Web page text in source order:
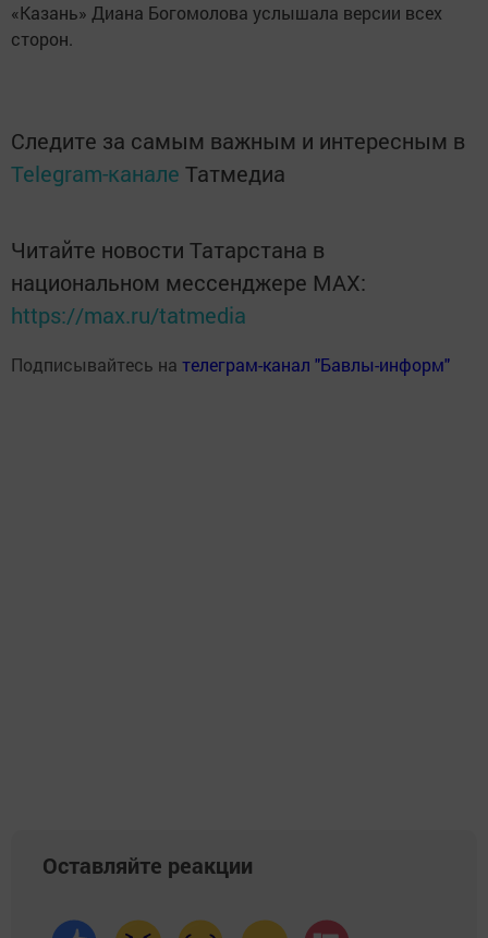
«Казань» Диана Богомолова услышала версии всех
сторон.
Следите за самым важным и интересным в
Telegram-канале Татмедиа
Читайте новости Татарстана в
национальном мессенджере MАХ:
https://max.ru/tatmedia
Подписывайтесь на телеграм-канал "Бавлы-информ"
Оставляйте реакции